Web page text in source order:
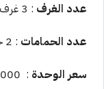
عدد الغرف : 3 غرف
عدد الحمامات : 2 حمام
سعر الوحدة : 4,800,000 جنيهاً مصرياً